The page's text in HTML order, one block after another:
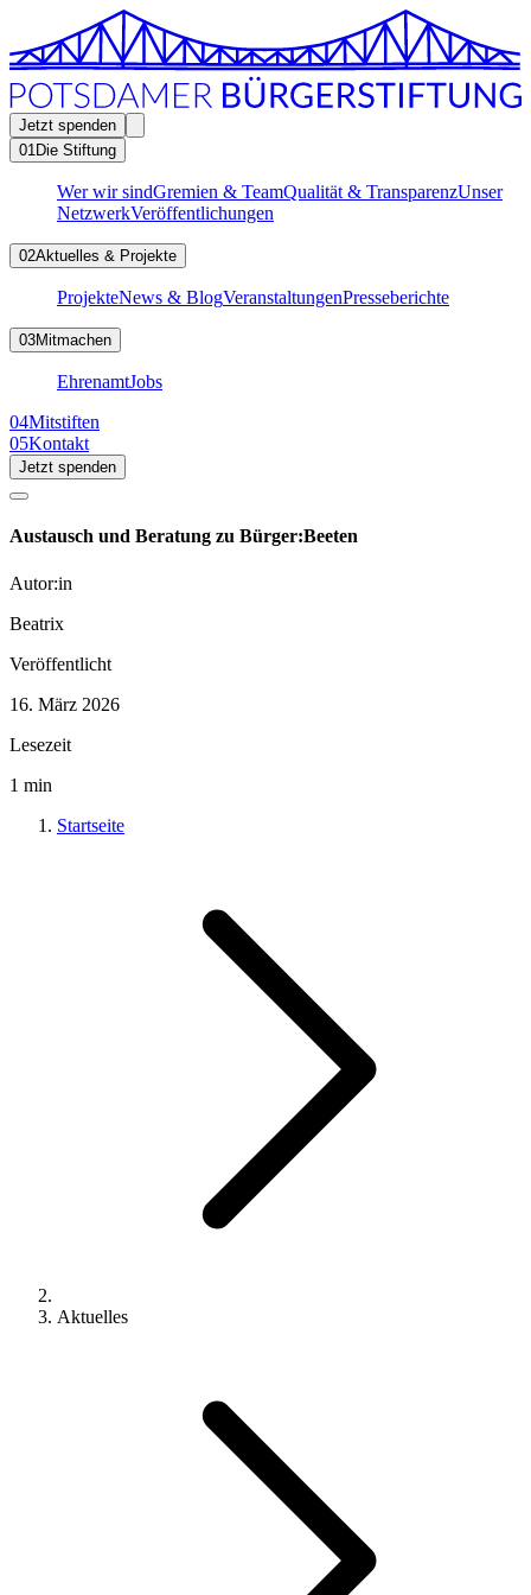
Jetzt spenden
01Die Stiftung
Wer wir sindGremien & TeamQualität & TransparenzUnser
NetzwerkVeröffentlichungen
02Aktuelles & Projekte
ProjekteNews & BlogVeranstaltungenPresseberichte
03Mitmachen
EhrenamtJobs
04Mitstiften
05Kontakt
Jetzt spenden
Austausch und Beratung zu Bürger:Beeten
Autor:in
Beatrix
Veröffentlicht
16. März 2026
Lesezeit
1 min
Startseite
Aktuelles